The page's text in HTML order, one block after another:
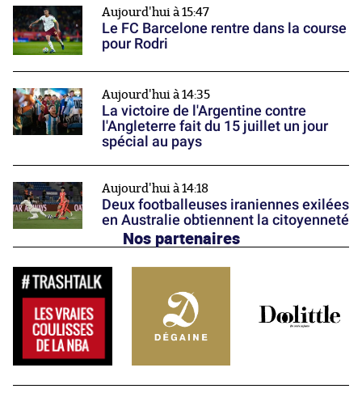
Aujourd'hui à 15:47
Le FC Barcelone rentre dans la course
pour Rodri
Aujourd'hui à 14:35
La victoire de l'Argentine contre
l'Angleterre fait du 15 juillet un jour
spécial au pays
Aujourd'hui à 14:18
Deux footballeuses iraniennes exilées
en Australie obtiennent la citoyenneté
Nos partenaires